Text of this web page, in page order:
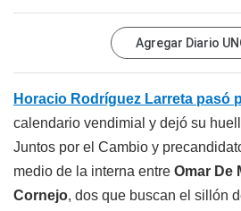
Agregar Diario
Horacio Rodríguez Larreta pasó
calendario vendimial y dejó su
Juntos por el Cambio y
medio de la interna entre Omar De
Cornejo, dos que buscan el sillón